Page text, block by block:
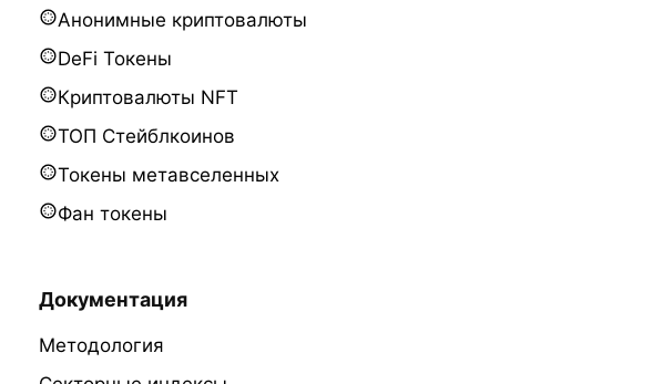
Анонимные криптовалюты
DeFi Токены
Криптовалюты NFT
ТОП Стейблкоинов
Токены метавселенных
Фан токены
Документация
Методология